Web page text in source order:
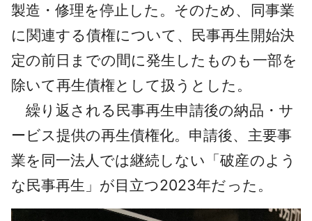
製造・修理を停止した。そのため、同事業
に関連する債権について、民事再生開始決
定の前日までの間に発生したものも一部を
除いて再生債権として扱うとした。
繰り返される民事再生申請後の納品・サ
ービス提供の再生債権化。申請後、主要事
業を同一法人では継続しない「破産のよう
な民事再生」が目立つ2023年だった。